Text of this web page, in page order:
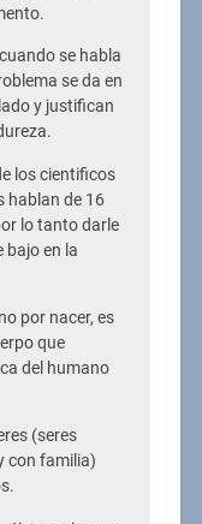
se habla
se da en
y justifican
los cientificos
hablan de 16
lo tanto darle
bajo en la
por nacer, es
que
del humano
(seres
con familia)